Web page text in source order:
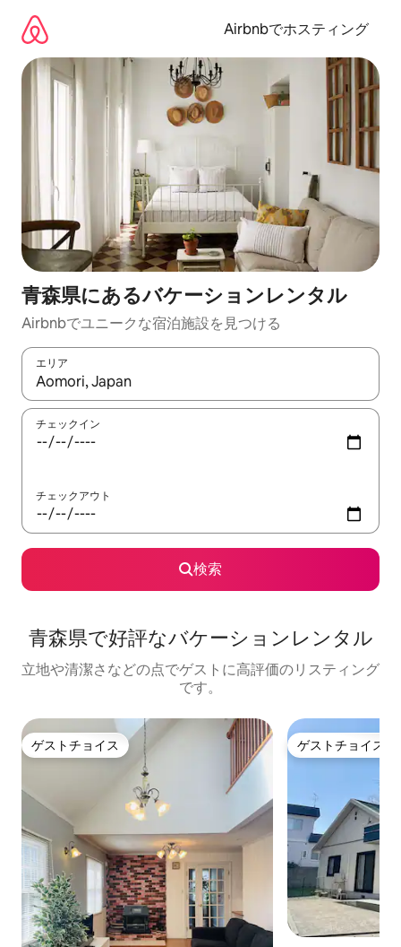
Airbnbでホスティング
青森県にあるバケーションレンタル
Airbnbでユニークな宿泊施設を見つける
エリア
検索結果が表示されたら、上下の矢印キーを使って移動するか
チェックイン
チェックアウト
検索
青森県で好評なバケーションレンタル
立地や清潔さなどの点でゲストに高評価のリスティング
です。
ゲストチョイス
ゲストチョイス ゲストチョイス
ゲストチョイス